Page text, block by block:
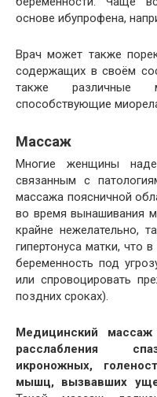
основе ибупрофена,
Врач может также
содержащих в своём
также различные
способствующие
Массаж
Многие женщины
связанным с
массажа поясничной
во время вынашивания
крайне нежелательно,
гипертонуса матки, что
беременность под
или спровоцировать
поздних сроках).
Медицинский
расслабления
икроножных,
мышц, вызвавших